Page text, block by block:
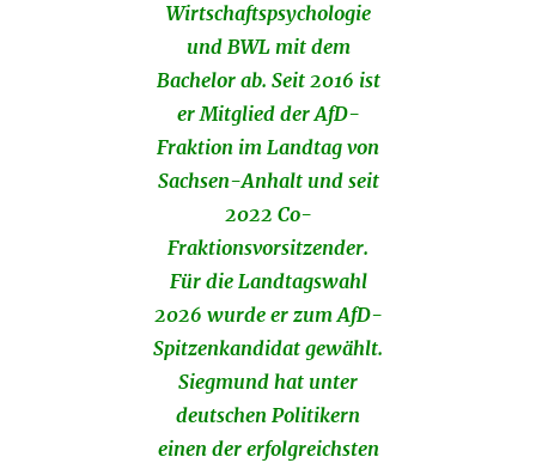
Wirtschaftspsychologie
und BWL mit dem
Bachelor ab. Seit 2016 ist
er Mitglied der AfD-
Fraktion im Landtag von
Sachsen-Anhalt und seit
2022 Co-
Fraktionsvorsitzender.
Für die Landtagswahl
2026 wurde er zum AfD-
Spitzenkandidat gewählt.
Siegmund hat unter
deutschen Politikern
einen der erfolgreichsten